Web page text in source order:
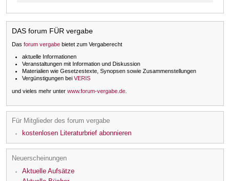
DAS forum FÜR vergabe
Das forum vergabe bietet zum Vergaberecht
aktuelle Informationen
Veranstaltungen mit Information und Diskussion
Materialien wie Gesetzestexte, Synopsen sowie Zusammenstellungen
Vergünstigungen bei VERIS
und vieles mehr unter www.forum-vergabe.de
Für Mitglieder des forum vergabe
kostenlosen Literaturbrief abonnieren
Neuerscheinungen
Aktuelle Aufsätze